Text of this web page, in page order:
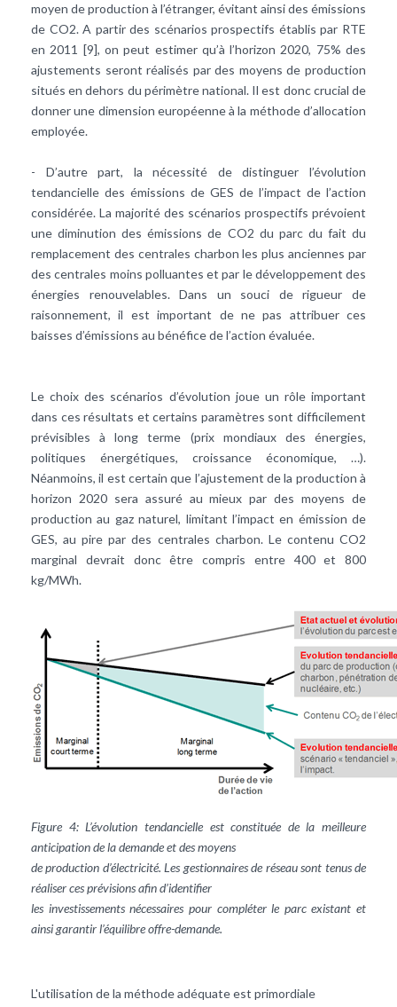
moyen de production à l’étranger, évitant ainsi des émissions
de CO2. A partir des scénarios prospectifs établis par RTE
en 2011 [9], on peut estimer qu’à l’horizon 2020, 75% des
ajustements seront réalisés par des moyens de production
situés en dehors du périmètre national. Il est donc crucial de
donner une dimension européenne à la méthode d’allocation
employée.
- D’autre part, la nécessité de distinguer l’évolution
tendancielle des émissions de GES de l’impact de l’action
considérée. La majorité des scénarios prospectifs prévoient
une diminution des émissions de CO2 du parc du fait du
remplacement des centrales charbon les plus anciennes par
des centrales moins polluantes et par le développement des
énergies renouvelables. Dans un souci de rigueur de
raisonnement, il est important de ne pas attribuer ces
baisses d’émissions au bénéfice de l’action évaluée.
Le choix des scénarios d’évolution joue un rôle important
dans ces résultats et certains paramètres sont difficilement
prévisibles à long terme (prix mondiaux des énergies,
politiques énergétiques, croissance économique, …).
Néanmoins, il est certain que l’ajustement de la production à
horizon 2020 sera assuré au mieux par des moyens de
production au gaz naturel, limitant l’impact en émission de
GES, au pire par des centrales charbon. Le contenu CO2
marginal devrait donc être compris entre 400 et 800
kg/MWh.
Figure 4: L’évolution tendancielle est constituée de la meilleure
anticipation de la demande et des moyens
de production d’électricité. Les gestionnaires de réseau sont tenus de
réaliser ces prévisions afin d’identifier
les investissements nécessaires pour compléter le parc existant et
ainsi garantir l’équilibre offre-demande.
L'utilisation de la méthode adéquate est primordiale